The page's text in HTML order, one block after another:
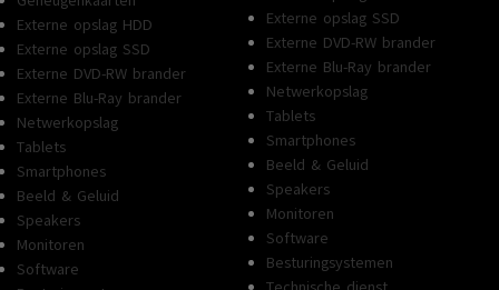
Externe opslag HDD
Externe opslag SSD
Externe DVD-RW brander
Externe Blu-Ray brander
Netwerkopslag
Tablets
Smartphones
Beeld & Geluid
Speakers
Monitoren
Software
Externe opslag SSD
Externe DVD-RW brander
Externe Blu-Ray brander
Netwerkopslag
Tablets
Smartphones
Beeld & Geluid
Speakers
Monitoren
Software
Besturingsystemen